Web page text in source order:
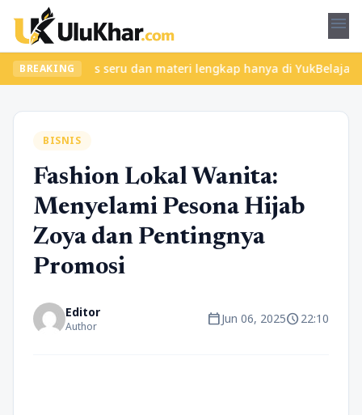
menu
BREAKING
kelas seru dan materi lengkap hanya di YukBelajar.com.
BISNIS
Fashion Lokal Wanita:
Menyelami Pesona Hijab
Zoya dan Pentingnya
Promosi
Editor
Author calendar_todayJun 06, 2025schedule22:10